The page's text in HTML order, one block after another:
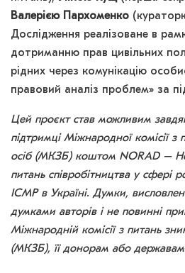
Валерією Пархоменко
Дослідження реалізоване в
дотриманню прав цивільних
рідних через комунікацію
правовий аналіз проблем» за
Цей проєкт став можливим
підтримці Міжнародної комісії з
осіб (МКЗБ) коштом NORAD –
питань співробітництва у сфері
ICMP в Україні. Думки,
думками авторів і не повинні
Міжнародній комісії з питань
(МКЗБ), її донорам або